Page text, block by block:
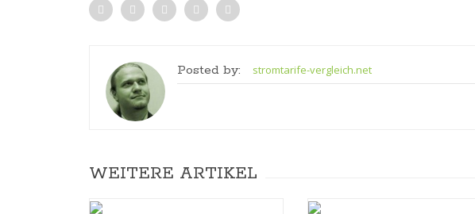
Posted by: stromtarife-vergleich.net
WEITERE ARTIKEL